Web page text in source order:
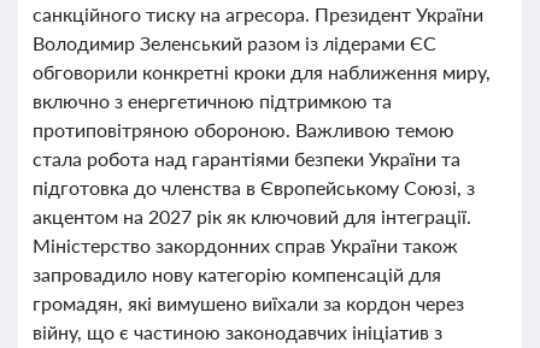
санкційного тиску на агресора. Президент України
Володимир Зеленський разом із лідерами ЄС
обговорили конкретні кроки для наближення миру,
включно з енергетичною підтримкою та
протиповітряною обороною. Важливою темою
стала робота над гарантіями безпеки України та
підготовка до членства в Європейському Союзі, з
акцентом на 2027 рік як ключовий для інтеграції.
Міністерство закордонних справ України також
запровадило нову категорію компенсацій для
громадян, які вимушено виїхали за кордон через
війну, що є частиною законодавчих ініціатив з